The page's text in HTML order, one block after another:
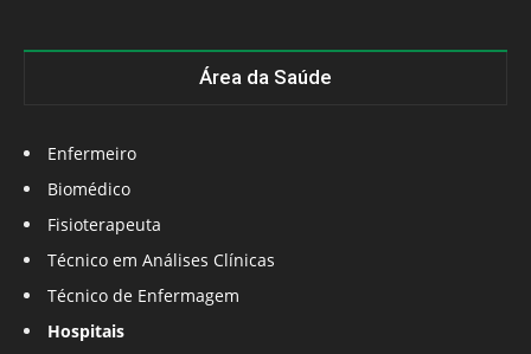
Área da Saúde
Enfermeiro
Biomédico
Fisioterapeuta
Técnico em Análises Clínicas
Técnico de Enfermagem
Hospitais